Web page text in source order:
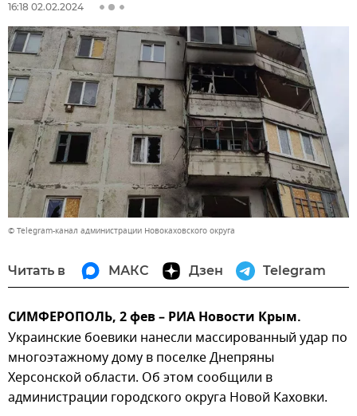
16:18 02.02.2024
© Telegram-канал администрации Новокаховского округа
Читать в МАКС Дзен Telegram
СИМФЕРОПОЛЬ, 2 фев – РИА Новости Крым.
Украинские боевики нанесли массированный удар по
многоэтажному дому в поселке Днепряны
Херсонской области. Об этом сообщили в
администрации городского округа Новой Каховки.